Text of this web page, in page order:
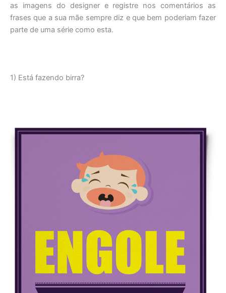
as imagens do designer e registre nos comentários as
frases que a sua mãe sempre diz e que bem poderiam fazer
parte de uma série como esta.
1) Está fazendo birra?